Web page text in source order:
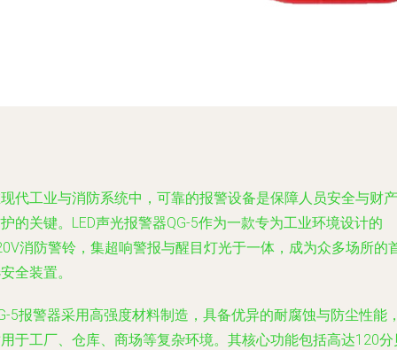
代工业与消防系统中，可靠的报警设备是保障人员安全与财产
的关键。LED声光报警器QG-5作为一款专为工业环境设计的
消防警铃，集超响警报与醒目灯光于一体，成为众多场所的
全装置。
5报警器采用高强度材料制造，具备优异的耐腐蚀与防尘性能
于工厂、仓库、商场等复杂环境。其核心功能包括高达120分